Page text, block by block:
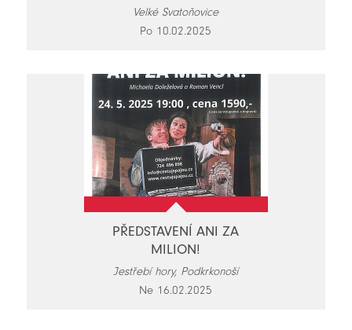
Velké Svatoňovice
Po 10.02.2025
PŘEDSTAVENÍ ANI ZA
MILION!
Jestřebí hory, Podkrkonoší
Ne 16.02.2025